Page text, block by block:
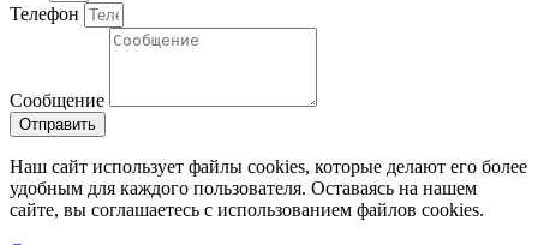
Телефон
Сообщение
Отправить
Наш сайт использует файлы cookies, которые делают его более
удобным для каждого пользователя. Оставаясь на нашем
сайте, вы соглашаетесь с использованием файлов cookies.